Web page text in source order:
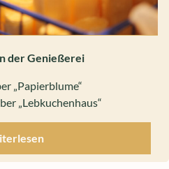
der Genießerei
„Papierblume“
„Lebkuchenhaus“